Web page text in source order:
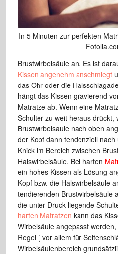
In 5 Minuten zur perfekten
Brustwirbelsäule an. Es ist
Kissen angenehm anschmiegt
das Ohr oder die
hängt das Kissen gravierend
Matratze ab. Wenn eine
Schulter zu weit heraus drückt,
Brustwirbelsäule nach oben
der Kopf dann tendenziell nach
Knick im Bereich zwischen
Halswirbelsäule. Bei harten
ein hohes Kissen als Lösung
Kopf bzw. die Halswirbelsäule
tendierenden Brustwirbelsäule
die unter Druck liegende
harten Matratzen kann das
Wirbelsäule angepasst
Regel ( vor allem für
Wirbelsäulenbereich